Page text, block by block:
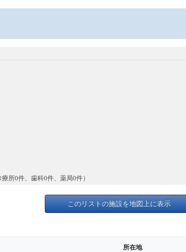
所0件、歯科0件、薬局0件）
このリストの施設を地図上に表示
所在地